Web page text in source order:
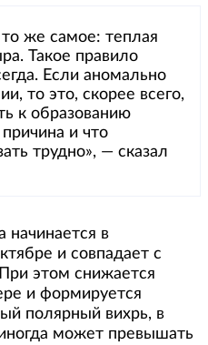
же самое: теплая
Такое правило
Если аномально
то это, скорее всего,
к образованию
и что
трудно», — сказал
начинается в
и совпадает с
этом снижается
и формируется
полярный вихрь, в
может превышать